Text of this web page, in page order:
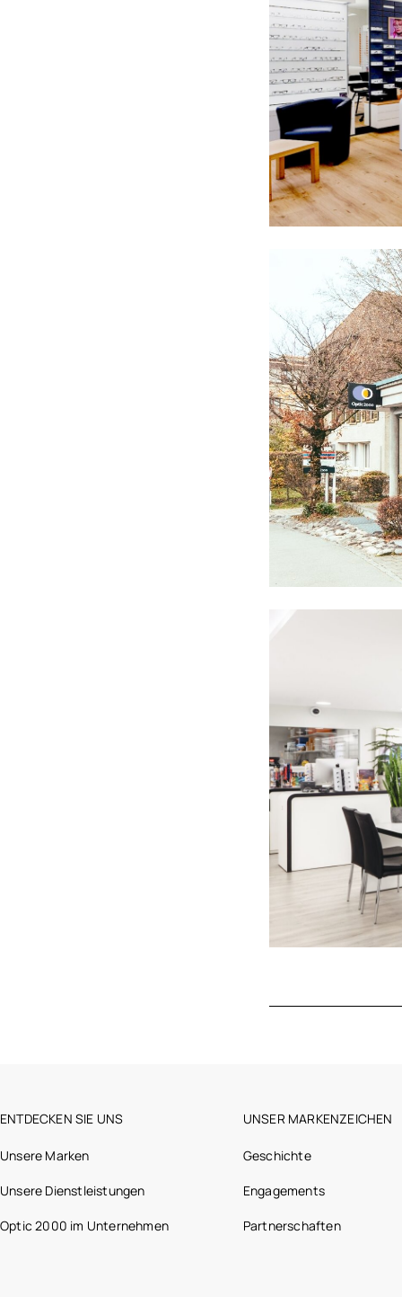
ENTDECKEN SIE UNS
Unsere Marken
Unsere Dienstleistungen
Optic 2000 im Unternehmen
UNSER MARKENZEICHEN
Geschichte
Engagements
Partnerschaften